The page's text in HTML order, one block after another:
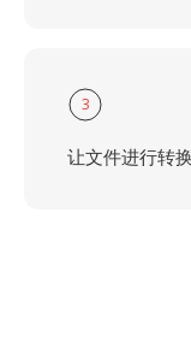
3
让文件进行转